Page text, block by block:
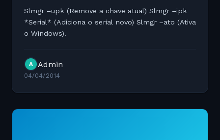
Slmgr –upk (Remove a chave atual) Slmgr –ipk
*Serial* (Adiciona o serial novo) Slmgr –ato (Ativa
o Windows).
A Admin
04/04/2014